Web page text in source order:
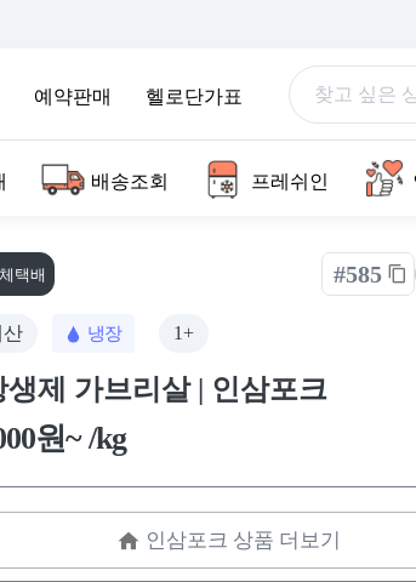
예약판매 헬로단가표
배송조회 프레쉬인
택배 #585
산 냉장 1+
생제 가브리살 | 인삼포크
원~ /kg
인삼포크 상품 더보기